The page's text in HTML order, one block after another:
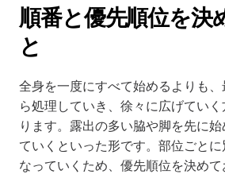
順番と優先順位を決
と
全身を一度にすべて始めるよりも
ら処理していき、徐々に広げてい
ります。露出の多い脇や脚を先に
ていくといった形です。部位ごと
なっていくため、優先順位を決め